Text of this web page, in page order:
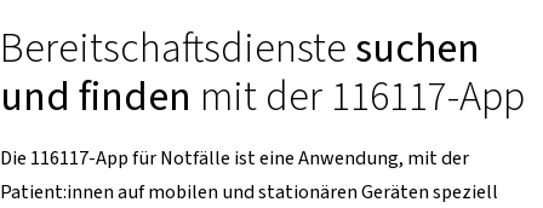
Bereitschaftsdienstesuchen
und finden mit der 116117-App
Die 116117-App für Notfälle ist eine Anwendung, mit der
Patient:innen auf mobilen und stationären Geräten speziell